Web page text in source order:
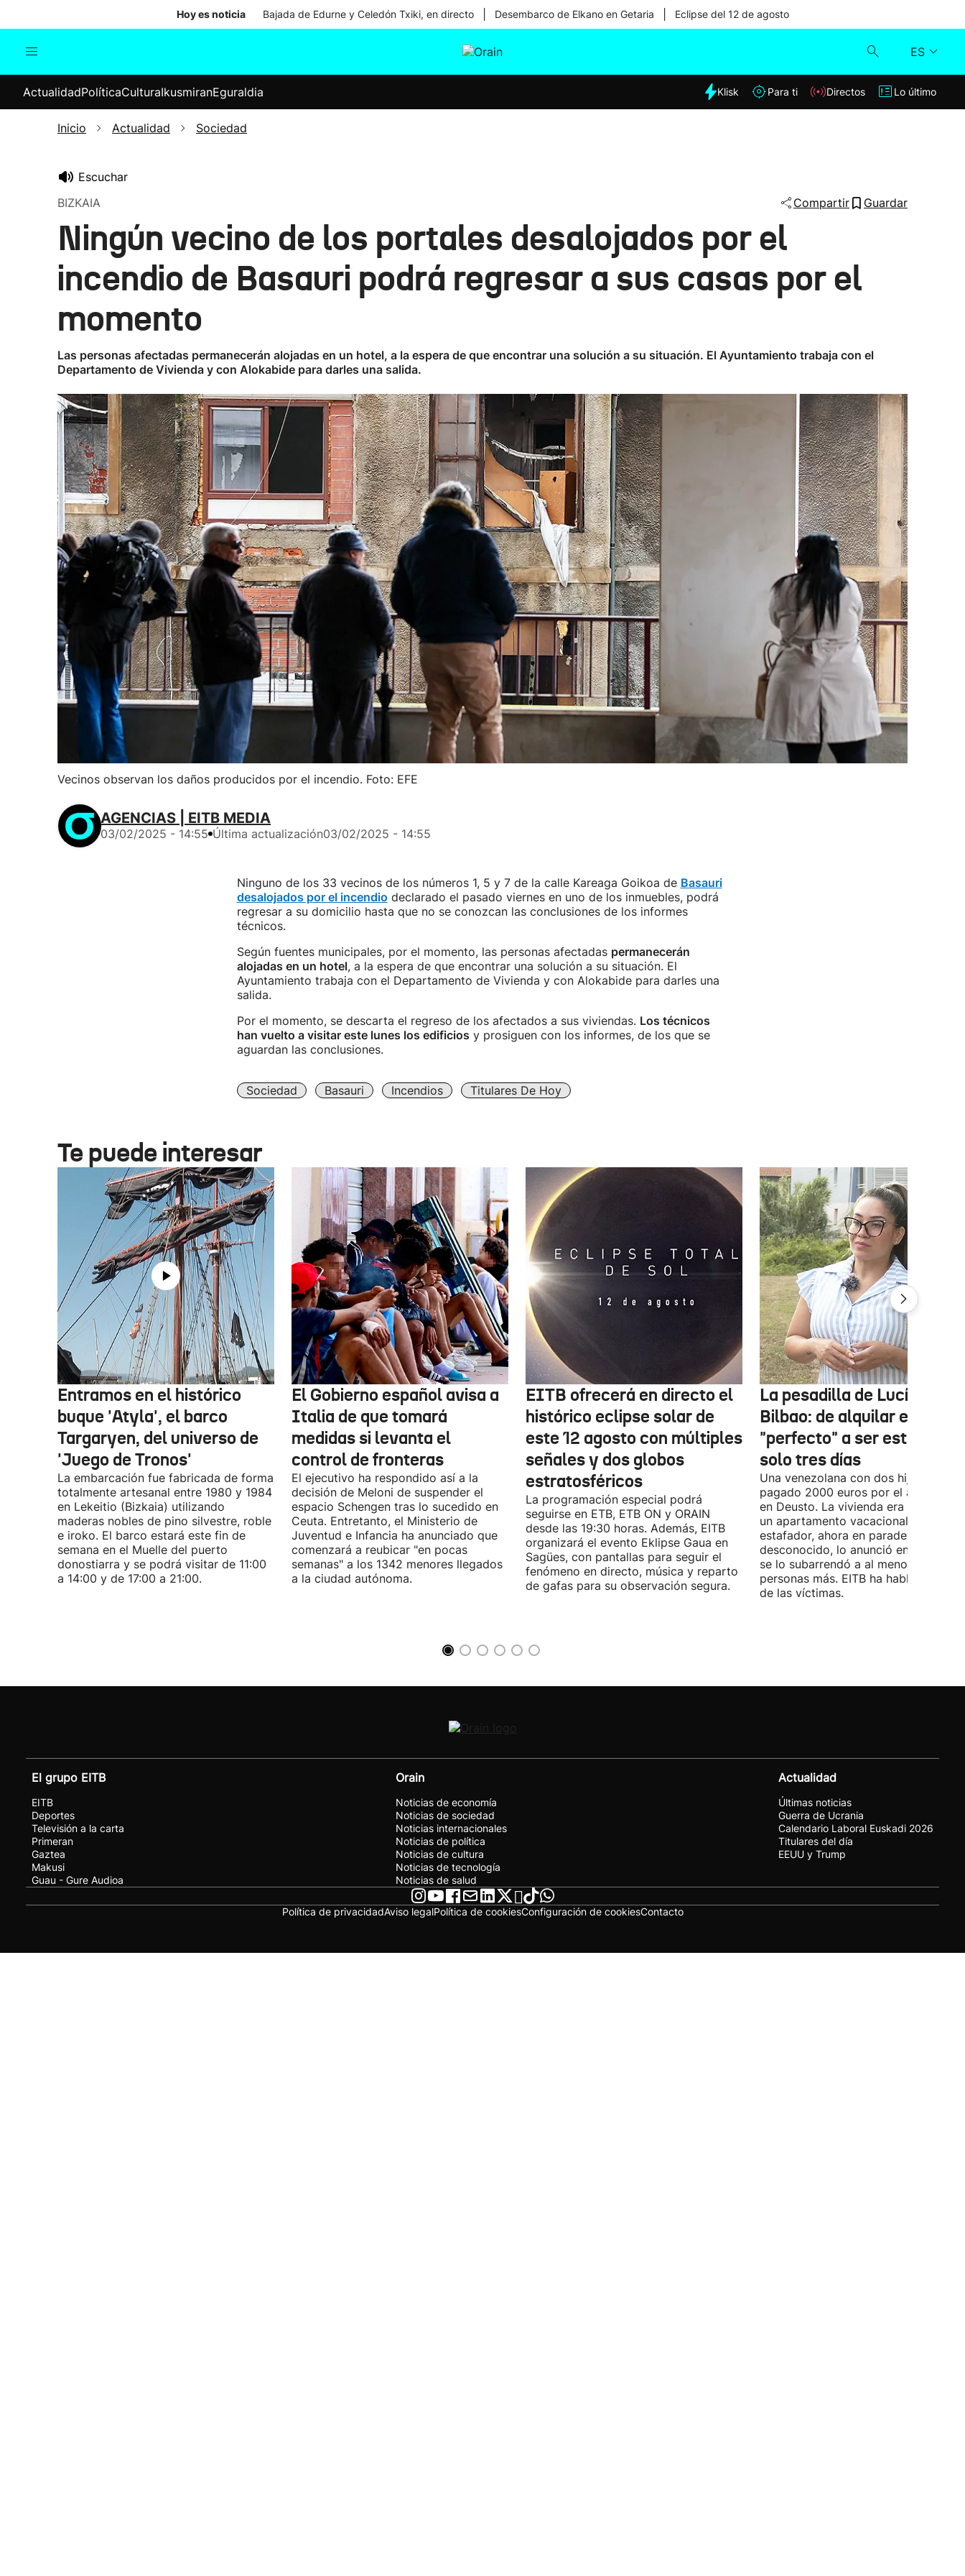
Hoy es noticia Bajada de Edurne y Celedón Txiki, en directo Desembarco de Elkano en Getaria Eclipse del 12 de agosto
ES
Internacional
Elecciones
Klisk
ActualidadPolíticaCulturaIkusmiranEguraldia Klisk Para ti Directos Lo último
Inicio Actualidad Sociedad
Escuchar
BIZKAIA
Compartir Guardar
Ningún vecino de los portales desalojados por el
incendio de Basauri podrá regresar a sus casas por el
momento
Las personas afectadas permanecerán alojadas en un hotel, a la espera de que encontrar una solución a su situación. El Ayuntamiento trabaja con el
Departamento de Vivienda y con Alokabide para darles una salida.
Vecinos observan los daños producidos por el incendio. Foto: EFE
AGENCIAS | EITB MEDIA
03/02/2025 - 14:55 Última actualización03/02/2025 - 14:55
Ninguno de los 33 vecinos de los números 1, 5 y 7 de la calle Kareaga Goikoa de Basauri
desalojados por el incendio declarado el pasado viernes en uno de los inmuebles, podrá
regresar a su domicilio hasta que no se conozcan las conclusiones de los informes
técnicos.
Según fuentes municipales, por el momento, las personas afectadas permanecerán
alojadas en un hotel, a la espera de que encontrar una solución a su situación. El
Ayuntamiento trabaja con el Departamento de Vivienda y con Alokabide para darles una
salida.
Por el momento, se descarta el regreso de los afectados a sus viviendas. Los técnicos
han vuelto a visitar este lunes los edificios y prosiguen con los informes, de los que se
aguardan las conclusiones.
Sociedad Basauri Incendios Titulares De Hoy
Te puede interesar
Entramos en el histórico
buque 'Atyla', el barco
Targaryen, del universo de
'Juego de Tronos'
La embarcación fue fabricada de forma
totalmente artesanal entre 1980 y 1984
en Lekeitio (Bizkaia) utilizando
maderas nobles de pino silvestre, roble
e iroko. El barco estará este fin de
semana en el Muelle del puerto
donostiarra y se podrá visitar de 11:00
a 14:00 y de 17:00 a 21:00.
El Gobierno español avisa a
Italia de que tomará
medidas si levanta el
control de fronteras
El ejecutivo ha respondido así a la
decisión de Meloni de suspender el
espacio Schengen tras lo sucedido en
Ceuta. Entretanto, el Ministerio de
Juventud e Infancia ha anunciado que
comenzará a reubicar "en pocas
semanas" a los 1342 menores llegados
a la ciudad autónoma.
EITB ofrecerá en directo el
histórico eclipse solar de
este 12 agosto con múltiples
señales y dos globos
estratosféricos
La programación especial podrá
seguirse en ETB, ETB ON y ORAIN
desde las 19:30 horas. Además, EITB
organizará el evento Eklipse Gaua en
Sagües, con pantallas para seguir el
fenómeno en directo, música y reparto
de gafas para su observación segura.
La pesadilla de Lucía en
Bilbao: de alquilar el piso
"perfecto" a ser estafada
solo tres días
Una venezolana con dos hijos ha
pagado 2000 euros por el alquiler
en Deusto. La vivienda era en
un apartamento vacacional. El
estafador, ahora en paradero
desconocido, lo anunció en Idealista
se lo subarrendó a al menos nueve
personas más. EITB ha hablado con
de las víctimas.
El grupo EITB
EITB
Deportes
Televisión a la carta
Primeran
Gaztea
Makusi
Guau - Gure Audioa
Orain
Noticias de economía
Noticias de sociedad
Noticias internacionales
Noticias de política
Noticias de cultura
Noticias de tecnología
Noticias de salud
Actualidad
Últimas noticias
Guerra de Ucrania
Calendario Laboral Euskadi 2026
Titulares del día
EEUU y Trump
Política de privacidadAviso legalPolítica de cookiesConfiguración de cookiesContacto